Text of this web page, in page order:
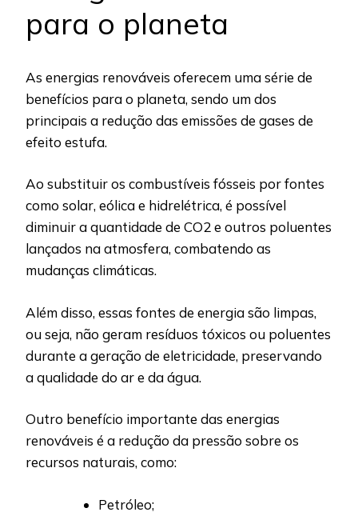
para o planeta
As energias renováveis oferecem uma série de
benefícios para o planeta, sendo um dos
principais a redução das emissões de gases de
efeito estufa.
Ao substituir os combustíveis fósseis por fontes
como solar, eólica e hidrelétrica, é possível
diminuir a quantidade de CO2 e outros poluentes
lançados na atmosfera, combatendo as
mudanças climáticas.
Além disso, essas fontes de energia são limpas,
ou seja, não geram resíduos tóxicos ou poluentes
durante a geração de eletricidade, preservando
a qualidade do ar e da água.
Outro benefício importante das energias
renováveis é a redução da pressão sobre os
recursos naturais, como:
Petróleo;